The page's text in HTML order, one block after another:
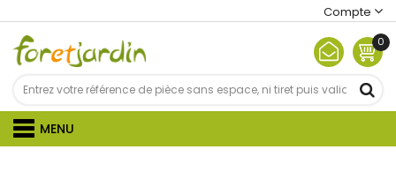
Compte
0
MENU